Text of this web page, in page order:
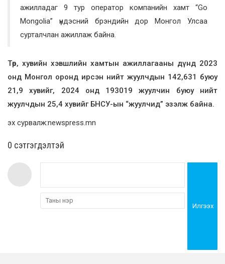
ажилладаг 9 тур оператор компанийн хамт “Go
Mongolia” үндэсний брэндийн дор Монгол Улсаа
сурталчлан ажиллаж байна.
Төр, хувийн хэвшлийн хамтын ажиллагааны дүнд 2023
онд Монгол оронд ирсэн нийт жуулчдын 142,631 буюу
21,9 хувийг, 2024 онд 193019 жуулчин буюу нийт
жуулчдын 25,4 хувийг БНСУ-ын “жуулчид” эзэлж байна.
эх сурвалж:newspress.mn
0 cэтгэгдэлтэй
Илгээх